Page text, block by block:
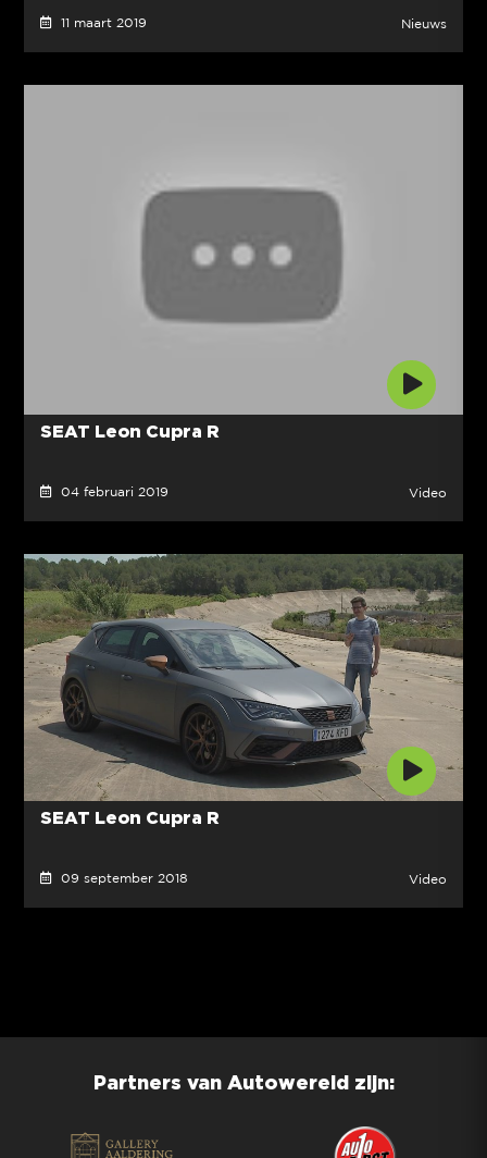
11 maart 2019 Nieuws
SEAT Leon Cupra R
04 februari 2019 Video
SEAT Leon Cupra R
09 september 2018 Video
Partners van Autowereld zijn: